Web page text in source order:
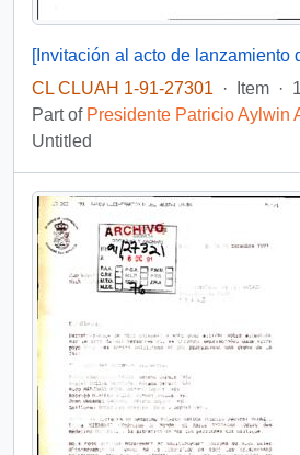
CL CLUAH 1-91-27301
· Item ·
Part of Presidente Patricio Aylwin
Untitled